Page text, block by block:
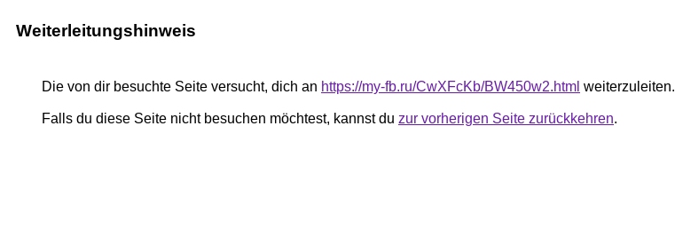
Weiterleitungshinweis
Die von dir besuchte Seite versucht, dich an https://my-fb.ru/CwXFcKb/BW450w2.html weiterzuleiten.
Falls du diese Seite nicht besuchen möchtest, kannst du zur vorherigen Seite zurückkehren.